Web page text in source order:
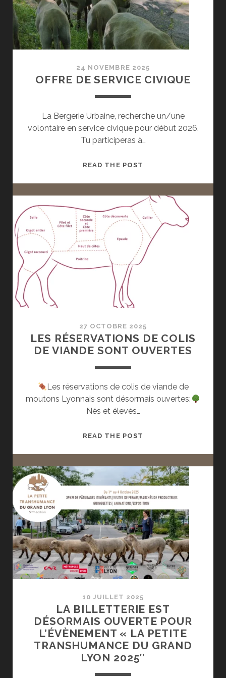
24 NOVEMBRE 2025
OFFRE DE SERVICE CIVIQUE
La Bergerie Urbaine, recherche un/une
volontaire en service civique pour début 2026.
Tu participeras à…
READ THE POST
CIVIQUE
27 OCTOBRE 2025
LES RÉSERVATIONS DE COLIS
DE VIANDE SONT OUVERTES
Les réservations de colis de viande de
moutons Lyonnais sont désormais ouvertes:
Nés et élevés…
READ THE POST
COLIS
DE
VIANDE
SONT
OUVERTES
10 JUILLET 2025
LA BILLETTERIE EST
DÉSORMAIS OUVERTE POUR
L’ÉVÈNEMENT « LA PETITE
TRANSHUMANCE DU GRAND
LYON 2025″